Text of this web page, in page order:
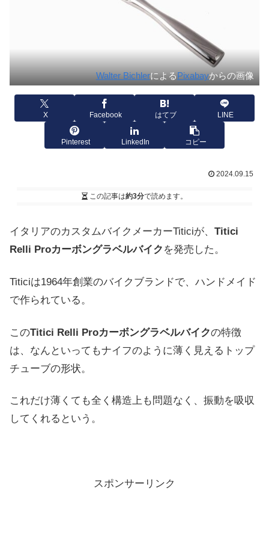
Walter BichlerによるPixabayからの画像
X Facebook はてブ LINE
Pinterest LinkedIn コピー
2024.09.15
この記事は約3分で読めます。
イタリアのカスタムバイクメーカーTiticiが、 Titici
Relli Proカーボングラベルバイク を発売した。
Titiciは1964年創業のバイクブランドで、ハンドメイド
で作られている。
このTitici Relli Proカーボングラベルバイクの特徴
は、なんといってもナイフのように薄く見えるトップ
チューブの形状。
これだけ薄くても全く構造上も問題なく、振動を吸収
してくれるという。
スポンサーリンク